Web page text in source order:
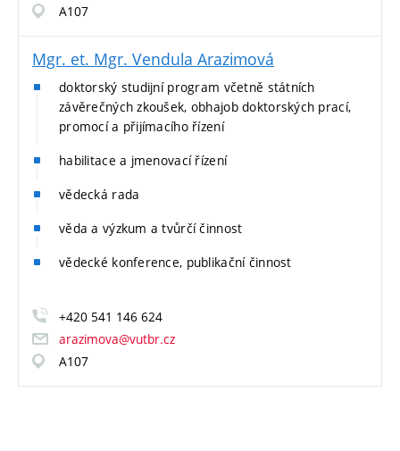
A107
Mgr. et. Mgr. Vendula Arazimová
doktorský studijní program včetně státních
závěrečných zkoušek, obhajob doktorských prací,
promocí a přijímacího řízení
habilitace a jmenovací řízení
vědecká rada
věda a výzkum a tvůrčí činnost
vědecké konference, publikační činnost
+420 541 146 624
arazimova@vutbr.cz
A107